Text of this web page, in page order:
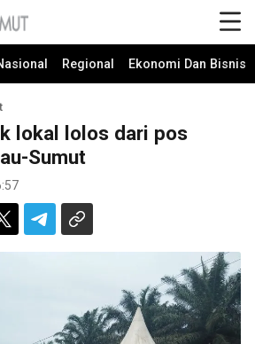
Regional Ekonomi Dan Bisnis
lokal lolos dari pos
Sumut